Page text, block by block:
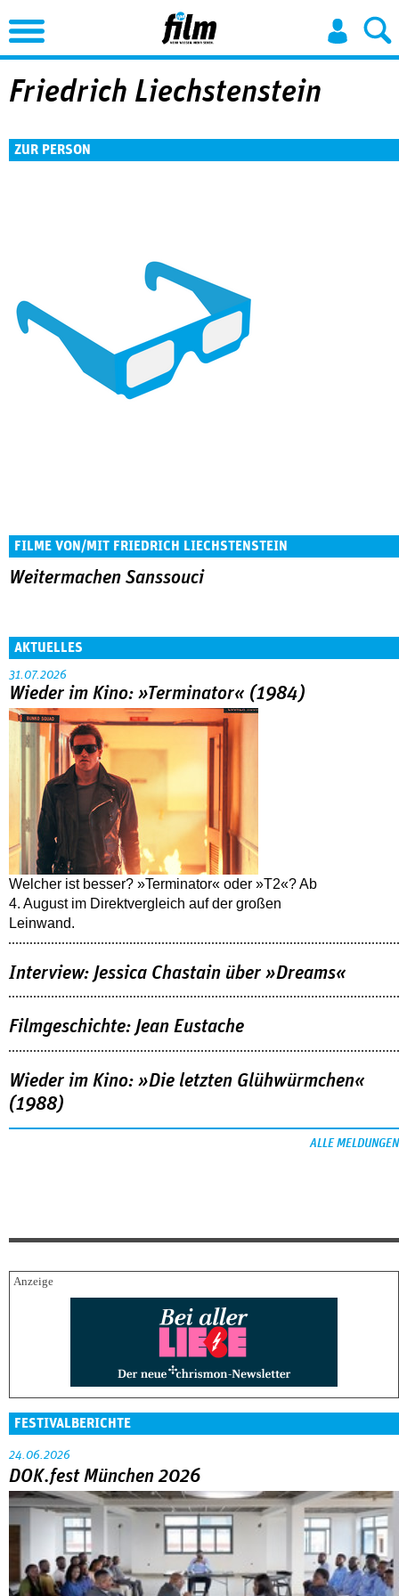
Jump to Navigation
Friedrich Liechstenstein
ZUR PERSON
FILME VON/MIT FRIEDRICH LIECHSTENSTEIN
Weitermachen Sanssouci
AKTUELLES
31.07.2026
Wieder im Kino: »Terminator« (1984)
Welcher ist besser? »Terminator« oder »T2«? Ab
4. August im Direktvergleich auf der großen
Leinwand.
Interview: Jessica Chastain über »Dreams«
Filmgeschichte: Jean Eustache
Wieder im Kino: »Die letzten Glühwürmchen«
(1988)
ALLE MELDUNGEN
FESTIVALBERICHTE
24.06.2026
DOK.fest München 2026